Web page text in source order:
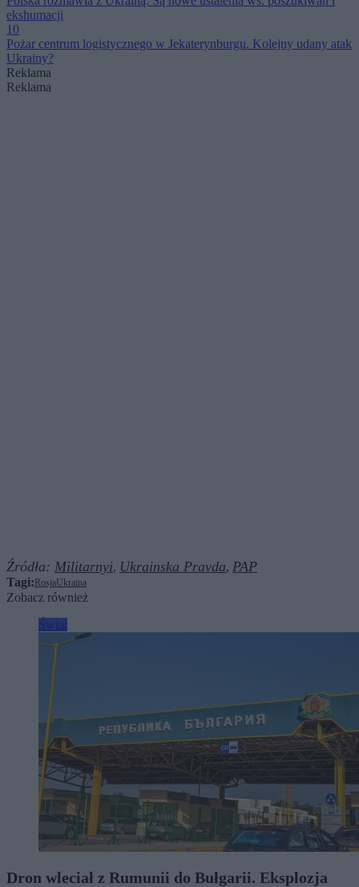
ekshumacji
10
Pożar centrum logistycznego w Jekaterynburgu. Kolejny udany atak
Ukrainy?
Reklama
Reklama
Źródła: Militarnyi, Ukrainska Pravda, PAP
Tagi: RosjaUkraina
Zobacz również
Dron wleciał z Rumunii do Bułgarii. Eksplozja